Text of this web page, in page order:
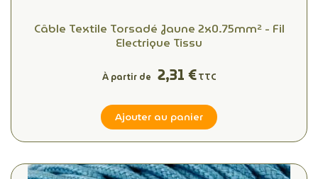
Câble Textile Torsadé Jaune 2x0.75mm² - Fil
Electrique Tissu
À partir de 2,31 €TTC
Ajouter au panier